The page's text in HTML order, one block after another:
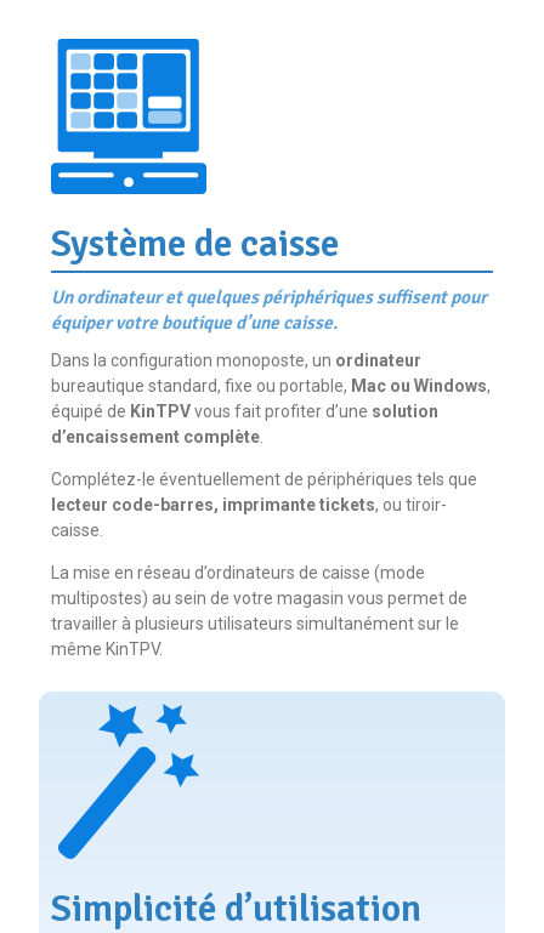
Système de caisse
Un ordinateur et quelques périphériques suffisent pour
équiper votre boutique d’une caisse.
Dans la configuration monoposte, un ordinateur
bureautique standard, fixe ou portable, Mac ou Windows,
équipé de KinTPVvous fait profiter d’une solution
d’encaissement complète.
Complétez-le éventuellement de périphériques tels que
lecteur code-barres, imprimante tickets, ou tiroir-
caisse.
La mise en réseau d’ordinateurs de caisse (mode
multipostes) au sein de votre magasin vous permet de
travailler à plusieurs utilisateurs simultanément sur le
même KinTPV.
Simplicité d’utilisation